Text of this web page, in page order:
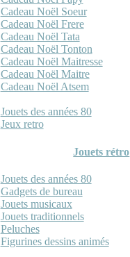
Cadeau Noël Soeur
Cadeau Noël Frere
Cadeau Noël Tata
Cadeau Noël Tonton
Cadeau Noël Maitresse
Cadeau Noël Maitre
Cadeau Noël Atsem
Jouets des années 80
Jeux retro
Jouets rétro
Jouets des années 80
Gadgets de bureau
Jouets musicaux
Jouets traditionnels
Peluches
Figurines dessins animés